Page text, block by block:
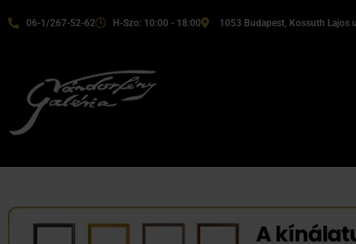
06-1/267-52-62 H-Szo: 10:00 - 18:00 1053 Budapest, Kossuth Lajos